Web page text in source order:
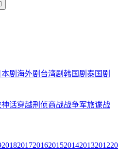
本剧 海外剧 台湾剧 韩国剧 泰国剧
神话穿越刑侦商战战争军旅谍战
2018201720162015201420132012